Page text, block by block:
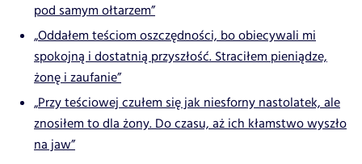
pod samym ołtarzem”
„Oddałem teściom oszczędności, bo obiecywali mi
spokojną i dostatnią przyszłość. Straciłem pieniądze,
żonę i zaufanie”
„Przy teściowej czułem się jak niesforny nastolatek, ale
znosiłem to dla żony. Do czasu, aż ich kłamstwo wyszło
na jaw”